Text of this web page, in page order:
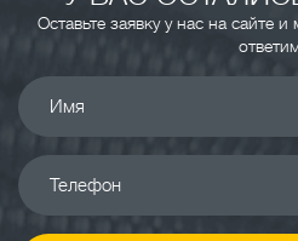
Оставьте заявку у нас на сайте
Имя
Телефон